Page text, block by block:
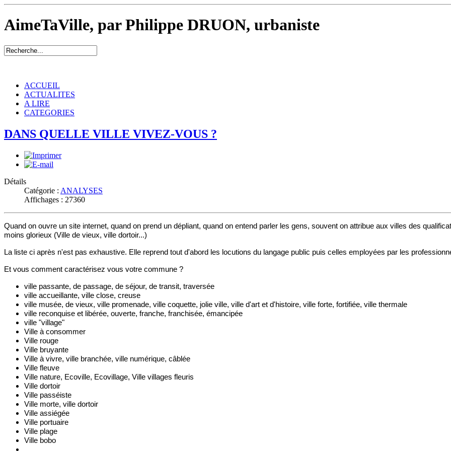
AimeTaVille, par Philippe DRUON, urbaniste
ACCUEIL
ACTUALITES
A LIRE
CATEGORIES
DANS QUELLE VILLE VIVEZ-VOUS ?
Détails
Catégorie : ANALYSES
Affichages : 27360
Quand on ouvre un site internet, quand on prend un dépliant, quand on entend parler les gens, souvent on attribue aux villes des
moins glorieux (Ville de vieux, ville dortoir...)
La liste ci après n'est pas exhaustive. Elle reprend tout d'abord les locutions du langage public puis celles employées par les
Et vous comment caractérisez vous votre commune ?
ville passante, de passage, de séjour, de transit, traversée
ville accueillante, ville close, creuse
ville musée, de vieux, ville promenade, ville coquette, jolie ville, ville d'art et d'histoire, ville forte, fortifiée, ville thermale
ville reconquise et libérée, ouverte, franche, franchisée, émancipée
ville "village"
Ville à consommer
Ville rouge
Ville bruyante
Ville à vivre, ville branchée, ville numérique, câblée
Ville fleuve
Ville nature, Ecoville, Ecovillage, Ville villages fleuris
Ville dortoir
Ville passéiste
Ville morte, ville dortoir
Ville assiégée
Ville portuaire
Ville plage
Ville bobo